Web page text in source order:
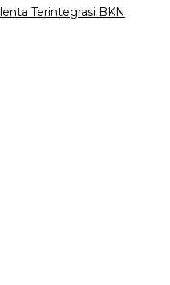
Terintegrasi BKN